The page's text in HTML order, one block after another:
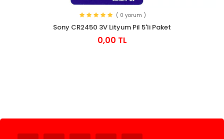
( 0 yorum )
Sony CR2450 3V Lityum Pil 5'li Paket
0,00 TL